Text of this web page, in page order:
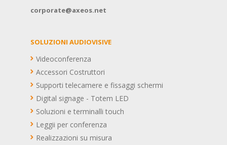
corporate@axeos.net
SOLUZIONI AUDIOVISIVE
Videoconferenza
Accessori Costruttori
Supporti telecamere e fissaggi schermi
Digital signage - Totem LED
Soluzioni e terminalli touch
Leggii per conferenza
Realizzazioni su misura